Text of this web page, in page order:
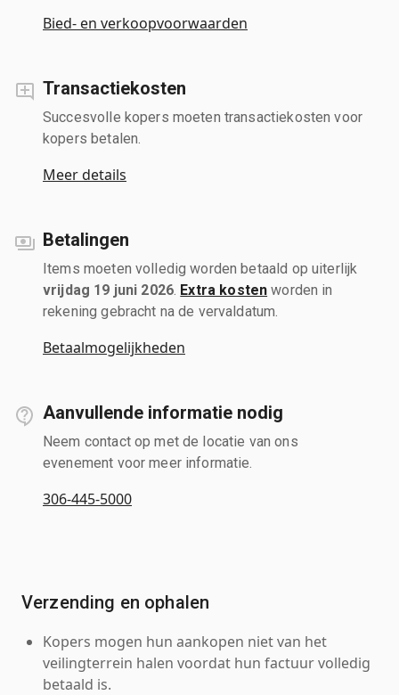
Bied- en verkoopvoorwaarden
Transactiekosten
Succesvolle kopers moeten transactiekosten voor
kopers betalen.
Meer details
Betalingen
Items moeten volledig worden betaald op uiterlijk
vrijdag 19 juni 2026 Extra kosten worden in
rekening gebracht na de vervaldatum.
Betaalmogelijkheden
Aanvullende informatie nodig
Neem contact op met de locatie van ons
evenement voor meer informatie.
306-445-5000
Verzending en ophalen
Kopers mogen hun aankopen niet van het
veilingterrein halen voordat hun factuur volledig
betaald is.